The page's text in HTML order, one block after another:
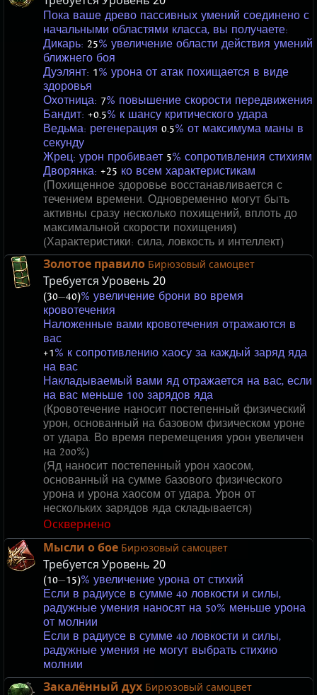
Пока ваше древо пассивных умений соединено с
начальными областями класса, вы получаете:
Дикарь: 25% увеличение области действия умений
ближнего боя
Дуэлянт: 1% урона от атак похищается в виде
здоровья
Охотница: 7% повышение скорости передвижения
Бандит: +0.5% к шансу критического удара
Ведьма: регенерация 0.5% от максимума маны в
секунду
Жрец: урон пробивает 5% сопротивления стихиям
Дворянка: +25 ко всем характеристикам
(Похищенное здоровье восстанавливается с
течением времени. Одновременно могут быть
активны сразу несколько похищений, вплоть до
максимальной скорости похищения)
(Характеристики: сила, ловкость и интеллект)
Золотое правило Бирюзовый самоцвет
Требуется Уровень 20
(30—40)% увеличение брони во время
кровотечения
Наложенные вами кровотечения отражаются в
вас
+1% к сопротивлению хаосу за каждый заряд яда
на вас
Накладываемый вами яд отражается на вас, если
на вас меньше 100 зарядов яда
(Кровотечение наносит постепенный физический
урон, основанный на базовом физическом уроне
от удара. Во время перемещения урон увеличен
на 200%)
(Яд наносит постепенный урон хаосом,
основанный на сумме базового физического
урона и урона хаосом от удара. Урон от
нескольких зарядов яда складывается)
Осквернено
Мысли о бое Бирюзовый самоцвет
Требуется Уровень 20
(10—15)% увеличение урона от стихий
Если в радиусе в сумме 40 ловкости и силы,
радужные умения наносят на 50% меньше урона
от молнии
Если в радиусе в сумме 40 ловкости и силы,
радужные умения не могут выбрать стихию
молнии
Закалённый дух Бирюзовый самоцвет